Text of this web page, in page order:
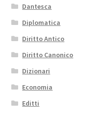
Dantesca
Diplomatica
Diritto Antico
Diritto Canonico
Dizionari
Economia
Editti